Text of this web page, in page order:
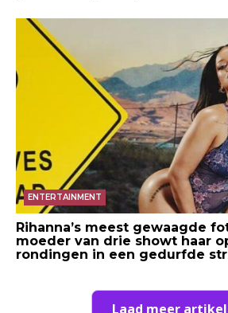
ENTERTAINMENT
Rihanna’s meest gewaagde
moeder van drie showt haar
rondingen in een gedurfde
Laad meer